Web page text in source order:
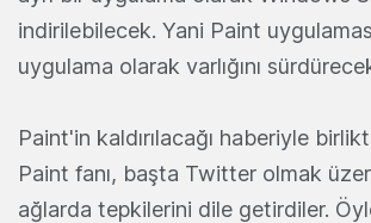
indirilebilecek. Yani Paint
uygulama olarak varlığını
Paint'in kaldırılacağı haberiyle
Paint fanı, başta Twitter olmak
ağlarda tepkilerini dile getirdiler.